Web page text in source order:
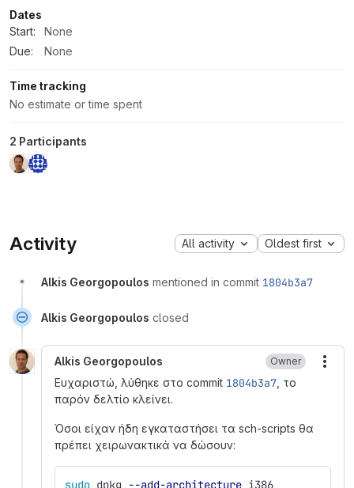
Dates
Start:
None
Due:
None
Time tracking
No estimate or time spent
2 Participants
Activity All activity Oldest first
Alkis Georgopoulos mentioned in commit 1804b3a7
Alkis Georgopoulos closed
Alkis Georgopoulos Owner
Ευχαριστώ, λύθηκε στο commit 1804b3a7 , το
παρόν δελτίο κλείνει.
Όσοι είχαν ήδη εγκαταστήσει τα sch-scripts θα
πρέπει χειρωνακτικά να δώσουν:
sudo dpkg --add-architecture i386